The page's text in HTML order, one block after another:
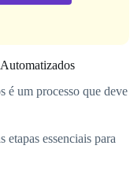
é um processo que deve
essenciais para